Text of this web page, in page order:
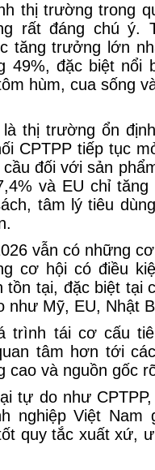
thị trường trong
rất đáng chú ý.
tăng trưởng lớn
49%, đặc biệt nổi
hùm, cua sống
thị trường ổn
CPTPP tiếp tục
đối với sản
và EU chỉ
tâm lý tiêu
vẫn có những
cơ hội có điều
tồn tại, đặc biệt tại
như Mỹ, EU, Nhật
trình tái cơ cấu
tâm hơn tới
cao và nguồn gốc
tự do như CPTPP,
nghiệp Việt Nam
quy tắc xuất xứ,